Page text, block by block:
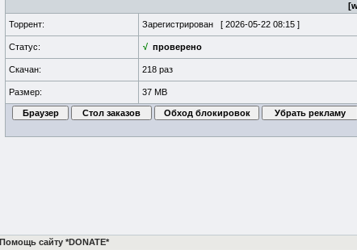
Торрент:
Зарегистрирован [ 2026-05-22 08:15 ]
Статус: √ проверено
Скачан: 218 раз
Размер: 37 MB
Помощь сайту *DONATE*